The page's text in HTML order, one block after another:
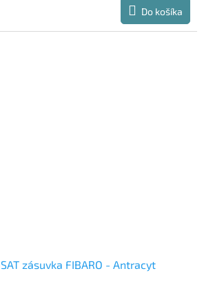
Do košíka
zásuvka FIBARO - Antracyt